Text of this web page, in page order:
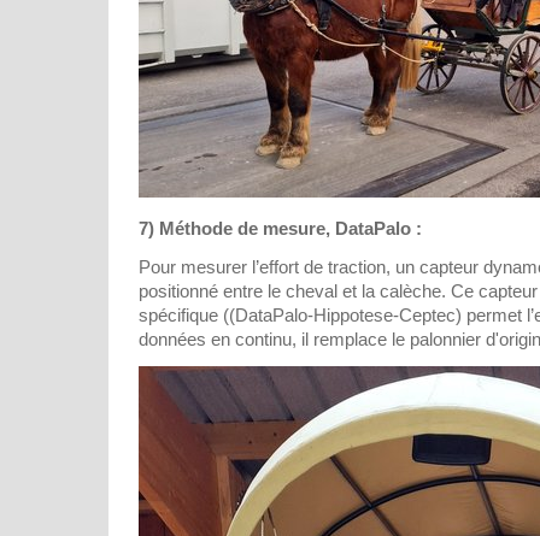
7) Méthode de mesure, DataPalo :
Pour mesurer l’effort de traction, un capteur
positionné entre le cheval et la calèche. Ce
spécifique ((DataPalo-Hippotese-Ceptec) permet
données en continu, il remplace le palonnier